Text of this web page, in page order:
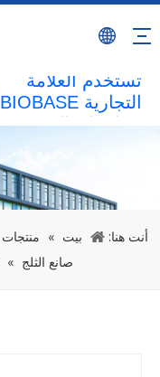
سيتم اعتبار جميع
الأنشطة غير
تستخدم العلامة
التجارية BIOBASE
بمثابة انتهاك غير
بالتحقيق في
المسؤولية
القانونية.
20240510
أنت هنا: بيت » منتجات
صانع الثلج »